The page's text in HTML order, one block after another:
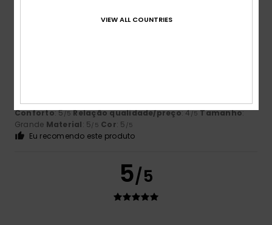
5/5
Mostrar original - Castelhano
Conforto: 5/5 Relação qualidade/preço: 4/5 Tamanho:
Grande Material: 5/5 Cor: 5 /5
Eu recomendo este produto
5/5
VIEW ALL COUNTRIES